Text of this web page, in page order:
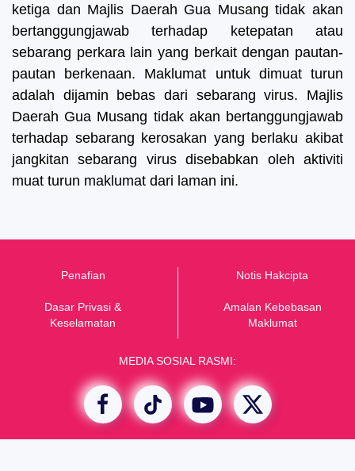
ketiga dan Majlis Daerah Gua Musang tidak akan
bertanggungjawab terhadap ketepatan atau
sebarang perkara lain yang berkait dengan pautan-
pautan berkenaan. Maklumat untuk dimuat turun
adalah dijamin bebas dari sebarang virus. Majlis
Daerah Gua Musang tidak akan bertanggungjawab
terhadap sebarang kerosakan yang berlaku akibat
jangkitan sebarang virus disebabkan oleh aktiviti
muat turun maklumat dari laman ini.
Penafian
Dasar Privasi &
Keselamatan
Notis Hakcipta
Amalan Kebebasan
Maklumat
MEDIA SOSIAL RASMI: